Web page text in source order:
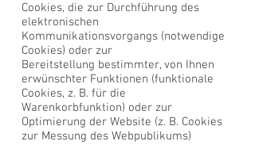
Cookies, die zur Durchführung des
elektronischen
Kommunikationsvorgangs (notwendige
Cookies) oder zur
Bereitstellung bestimmter, von Ihnen
erwünschter Funktionen (funktionale
Cookies, z. B. für die
Warenkorbfunktion) oder zur
Optimierung der Website (z. B. Cookies
zur Messung des Webpublikums)